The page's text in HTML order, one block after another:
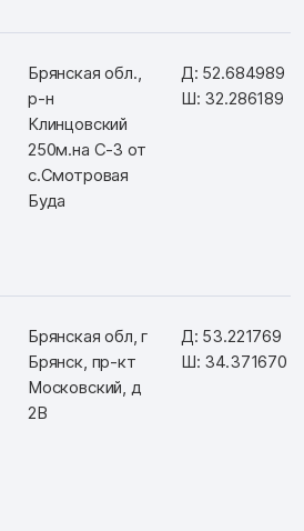
Брянская обл.,
р-н
Клинцовский
250м.на С-З от
с.Смотровая
Буда
Д: 52.684989
Ш: 32.286189
Брянская обл, г
Брянск, пр-кт
Московский, д
2В
Д: 53.221769
Ш: 34.371670